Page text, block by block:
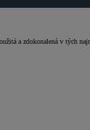
a zdokonalená v tých